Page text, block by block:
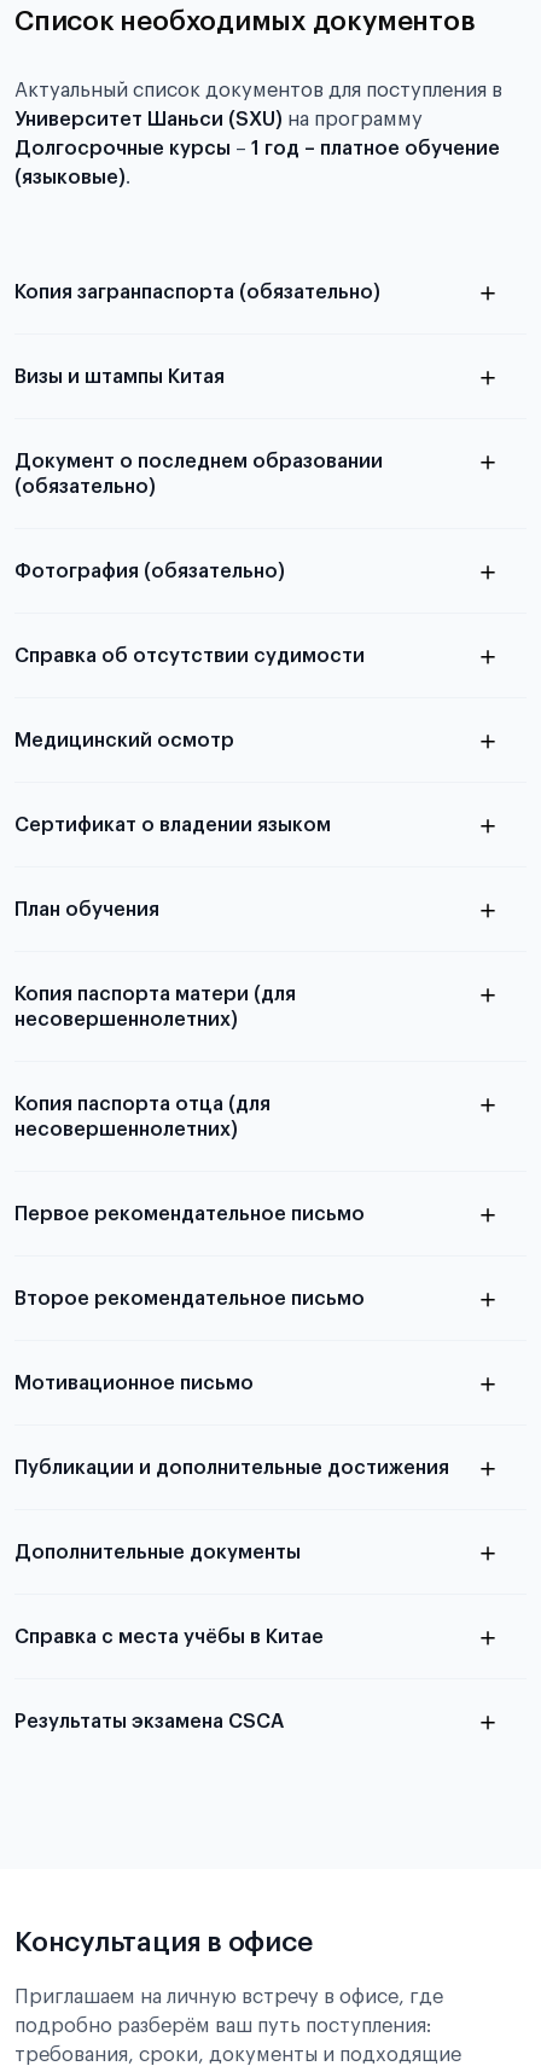
Список необходимых документов
Актуальный список документов для поступления в
Университет Шаньси (SXU) на программу
Долгосрочные курсы – 1 год – платное обучение
(языковые).
Копия загранпаспорта (обязательно)
паспорта
Визы и штампы Китая
Документ о последнем образовании
(обязательно)
абитуриентов, изложена в статье.
Фотография (обязательно)
принимаются
Справка об отсутствии судимости
Медицинский осмотр
Для примеров заполнения и пустых
Сертификат о владении языком
План обучения
Копия паспорта матери (для
несовершеннолетних)
Копия паспорта отца (для
несовершеннолетних)
выезда
Первое рекомендательное письмо
письма
Второе рекомендательное письмо
письма
Мотивационное письмо
статье
Публикации и дополнительные достижения
Дополнительные документы
Справка с места учёбы в Китае
Результаты экзамена CSCA
Консультация в офисе
Приглашаем на личную встречу в офисе, где
подробно разберём ваш путь поступления:
требования, сроки, документы и подходящие